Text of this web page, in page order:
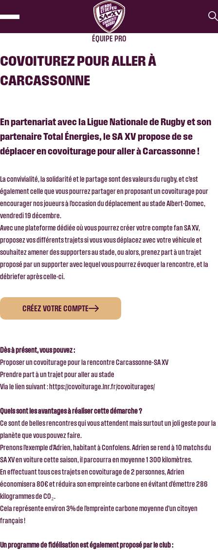
ÉQUIPE PRO
COVOITUREZ POUR ALLER À
CARCASSONNE
En partenariat avec la Ligue Nationale de Rugby et son
partenaire Total Énergies, le SA XV propose de se
déplacer en covoiturage pour aller à Carcassonne !
La convivialité, la solidarité et le partage sont des valeurs du rugby, et c’est
également celle que vous pourrez partager en proposant un covoiturage pour
encourager nos joueurs à l’occasion du déplacement au stade Albert-Domec,
vendredi 19 décembre.
Avec une plateforme dédiée où vous pourrez créer votre compte fan SA XV,
proposez vos différents trajets si vous vous déplacez avec votre véhicule et
souhaitez amener des supporters au stade, ou alors, prenez part à un trajet
proposé par un supporter avec lequel vous pourrez évoquer la rencontre, et la
débriefer après celle-ci.
CRÉEZ VOTRE COMPTE
Dès à présent, vous pouvez :
Proposer un covoiturage pour la rencontre Carcassonne-SA XV
Prendre part à un trajet pour aller au stade
Via le lien suivant :https://covoiturage.lnr.fr/covoiturages/
Quels sont les avantages à réaliser cette démarche ?
Ce sont de belles rencontres qui vous attendent mais surtout un joli geste pour la
planète que vous pouvez faire.
Prenons l’exemple d’Adrien, habitant à Confolens. Adrien se rend à 10 matchs du
SA XV en voiture cette saison, il parcourra en moyenne 1 300 kilomètres.
En effectuant tous ces trajets en covoiturage de 2 personnes, Adrien
économisera 80€ et réduira son empreinte carbone en évitant d’émettre 286
kilogrammes de CO₂.
Cela représente environ 3% de l’empreinte carbone moyenne d’un citoyen
français !
Un programme de fidélisation est également proposé par le club :